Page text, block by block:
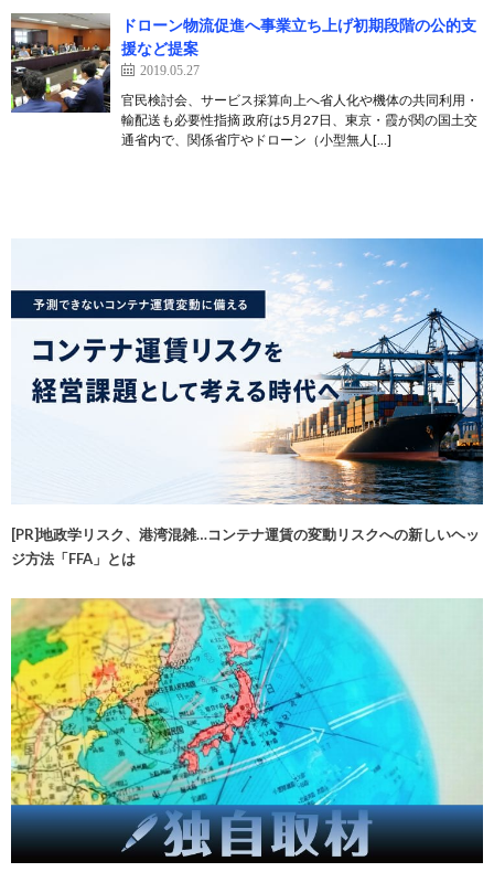
ドローン物流促進へ事業立ち上げ初期段階の公的支
援など提案
2019.05.27
官民検討会、サービス採算向上へ省人化や機体の共同利用・
輸配送も必要性指摘 政府は5月27日、東京・霞が関の国土交
通省内で、関係省庁やドローン（小型無人[…]
[PR]地政学リスク、港湾混雑…コンテナ運賃の変動リスクへの新しいヘッ
ジ方法「FFA」とは